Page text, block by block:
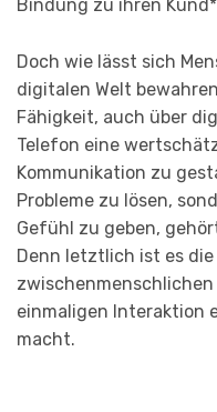
Bindung zu ihren
Doch wie lässt sich
digitalen Welt
Fähigkeit, auch über
Telefon eine
Kommunikation zu
Probleme zu lösen,
Gefühl zu geben,
Denn letztlich ist es
einmaligen Interaktion
macht.